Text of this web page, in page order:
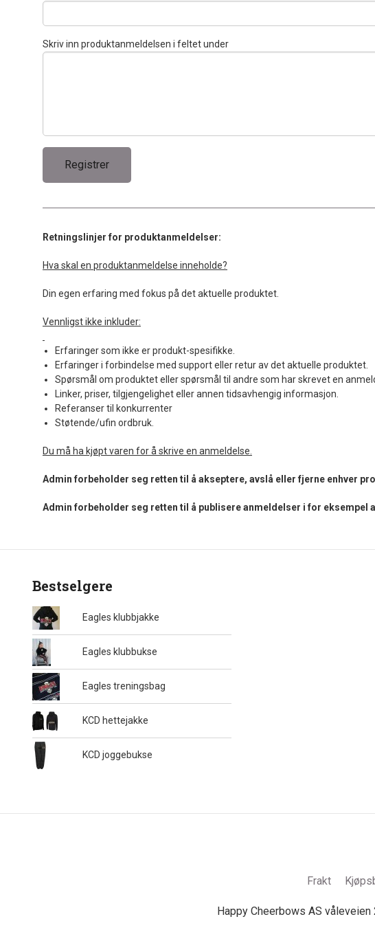
Skriv inn produktanmeldelsen i feltet under
Retningslinjer for produktanmeldelser:
Hva skal en produktanmeldelse inneholde?
Din egen erfaring med fokus på det aktuelle produktet.
Vennligst ikke inkluder:
Erfaringer som ikke er produkt-spesifikke.
Erfaringer i forbindelse med support eller retur av det aktuelle produktet.
Spørsmål om produktet eller spørsmål til andre som har skrevet en
Linker, priser, tilgjengelighet eller annen tidsavhengig informasjon.
Referanser til konkurrenter
Støtende/ufin ordbruk.
Du må ha kjøpt varen for å skrive en anmeldelse.
Admin forbeholder seg retten til å akseptere, avslå eller fjerne enhver
Admin forbeholder seg retten til å publisere anmeldelser i for eksempel
Bestselgere
Eagles klubbjakke
Eagles klubbukse
Eagles treningsbag
KCD hettejakke
KCD joggebukse
Frakt
Happy Cheerbows AS